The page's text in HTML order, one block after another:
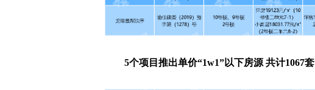
5个项目推出单价“1w1”以下房源 共计1067套